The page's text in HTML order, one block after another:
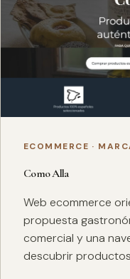
ECOMMERCE ·
Como Alla
Web ecommerce
propuesta
comercial y una
descubrir